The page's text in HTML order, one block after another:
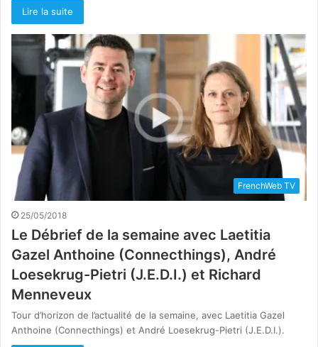
Lire la suite
FrenchWeb TV
25/05/2018
Le Débrief de la semaine avec Laetitia
Gazel Anthoine (Connecthings), André
Loesekrug-Pietri (J.E.D.I.) et Richard
Menneveux
Tour d’horizon de l’actualité de la semaine, avec Laetitia Gazel
Anthoine (Connecthings) et André Loesekrug-Pietri (J.E.D.I.).